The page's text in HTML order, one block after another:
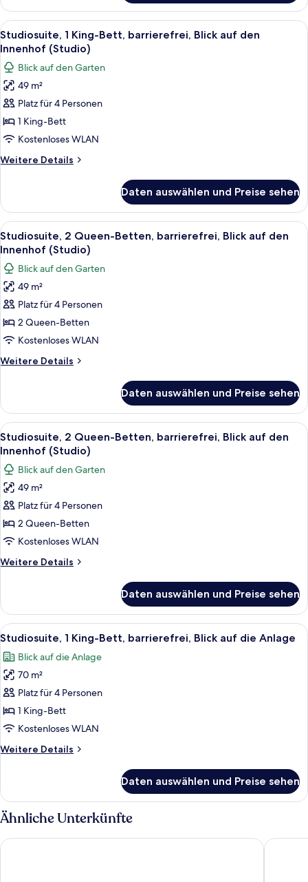
1 King-
Bett
(ADA,
Island)
Alle
Fotos
für
Studiosuite,
1 King-
Bett,
barrierefrei,
Blick
auf
den
(Studio)
anzeigen
Ein Hotelzimmer mit einem großen
7
Studiosuite, 1 King-Bett, barrierefrei, Blick auf den
Innenhof (Studio)
Blick auf den Garten
49 m²
Platz für 4 Personen
1 King-Bett
Kostenloses WLAN
Weitere Details
Weitere
1 King-
Bett,
barrierefrei,
Blick
den
Innenhof
(Studio)
Daten auswählen und Preise sehen
Alle
Fotos
für
Studiosuite,
2 Queen-
Betten,
barrierefrei,
Blick
auf
den
(Studio)
anzeigen
Eine moderne Küche mit Mikrowelle,
7
Studiosuite, 2 Queen-Betten, barrierefrei, Blick auf den
Innenhof (Studio)
Blick auf den Garten
49 m²
Platz für 4 Personen
2 Queen-Betten
Kostenloses WLAN
Weitere Details
Weitere
2 Queen-
Betten,
barrierefrei,
Blick
den
Innenhof
(Studio)
Daten auswählen und Preise sehen
Alle
Fotos
für
Studiosuite,
2 Queen-
Betten,
barrierefrei,
Blick
auf
den
(Studio)
anzeigen
Eine moderne Küche mit Mikrowelle,
7
Studiosuite, 2 Queen-Betten, barrierefrei, Blick auf den
Innenhof (Studio)
Blick auf den Garten
49 m²
Platz für 4 Personen
2 Queen-Betten
Kostenloses WLAN
Weitere Details
Weitere
2 Queen-
Betten,
barrierefrei,
auf
den
(Studio)
Daten auswählen und Preise sehen
Alle
Fotos
für
Studiosuite,
1 King-
Bett,
barrierefrei,
auf
anzeigen
Ein modernes Hotelzimmer mit Bett,
7
Studiosuite, 1 King-Bett, barrierefrei, Blick auf die Anlage
Blick auf die Anlage
70 m²
Platz für 4 Personen
1 King-Bett
Kostenloses WLAN
Weitere Details
Weitere
1 King-
Bett,
barrierefrei,
auf
Daten auswählen und Preise sehen
Ähnliche Unterkünfte
Sonesta Resort Hilton Head Island The